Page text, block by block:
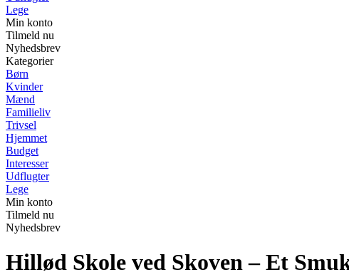
Lege
Min konto
Tilmeld nu
Nyhedsbrev
Kategorier
Børn
Kvinder
Mænd
Familieliv
Trivsel
Hjemmet
Budget
Interesser
Udflugter
Lege
Min konto
Tilmeld nu
Nyhedsbrev
Hillød Skole ved Skoven – Et